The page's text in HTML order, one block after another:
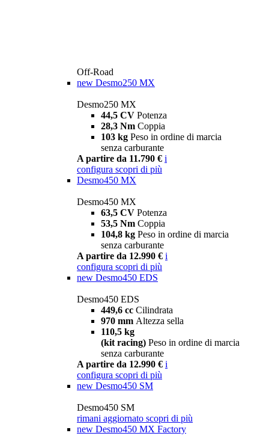
Off-Road
new Desmo250 MX
Desmo250 MX
44,5 CV Potenza
28,3 Nm Coppia
103 kg Peso in ordine di marcia
senza carburante
A partire da 11.790 € i
configura scopri di più
Desmo450 MX
Desmo450 MX
63,5 CV Potenza
53,5 Nm Coppia
104,8 kg Peso in ordine di marcia
senza carburante
A partire da 12.990 € i
configura scopri di più
new Desmo450 EDS
Desmo450 EDS
449,6 cc Cilindrata
970 mm Altezza sella
110,5 kg
(kit racing) Peso in ordine di marcia
senza carburante
A partire da 12.990 € i
configura scopri di più
new Desmo450 SM
Desmo450 SM
rimani aggiornato scopri di più
new Desmo450 MX Factory